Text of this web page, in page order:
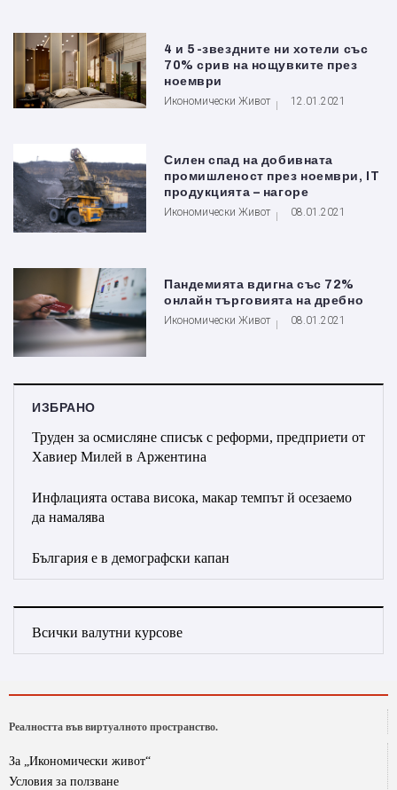
4 и 5-звездните ни хотели със
70% срив на нощувките през
ноември
Икономически Живот 12.01.2021
Силен спад на добивната
промишленост през ноември, IT
продукцията – нагоре
Икономически Живот 08.01.2021
Пандемията вдигна със 72%
онлайн търговията на дребно
Икономически Живот 08.01.2021
ИЗБРАНО
Труден за осмисляне списък с реформи, предприети от
Хавиер Милей в Аржентина
Инфлацията остава висока, макар темпът й осезаемо
да намалява
България е в демографски капан
Всички валутни курсове
Реалността във виртуалното пространство.
За „Икономически живот“
Условия за ползване